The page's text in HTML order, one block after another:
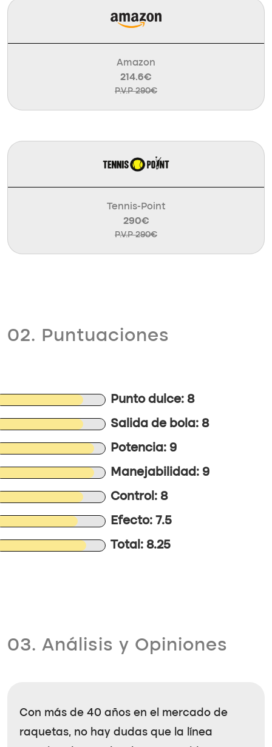
Amazon
214.6€
P.V.P 290€
Tennis-Point
290€
P.V.P 290€
02. Puntuaciones
Punto dulce: 8
Salida de bola: 8
Potencia: 9
Manejabilidad: 9
Control: 8
Efecto: 7.5
Total: 8.25
03. Análisis y Opiniones
Con más de 40 años en el mercado de
raquetas, no hay dudas que la línea